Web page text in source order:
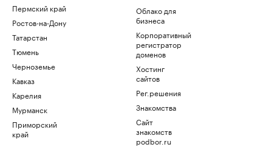
Пермский край
Ростов-на-Дону
Татарстан
Тюмень
Черноземье
Кавказ
Карелия
Мурманск
Приморский
край
Облако для
бизнеса
Корпоративный
регистратор
доменов
Хостинг
сайтов
Рег.решения
Знакомства
Сайт
знакомств
podbor.ru